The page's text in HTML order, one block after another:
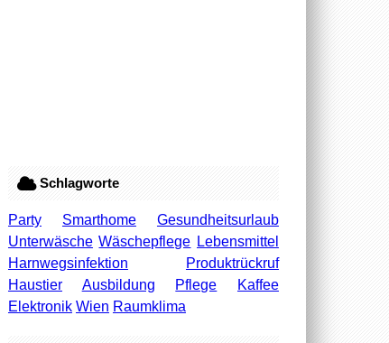
Schlagworte
Party Smarthome
Gesundheitsurlaub
Unterwäsche Wäschepflege Lebensmittel
Harnwegsinfektion
Produktrückruf
Haustier
Ausbildung Pflege
Kaffee
Elektronik Wien Raumklima